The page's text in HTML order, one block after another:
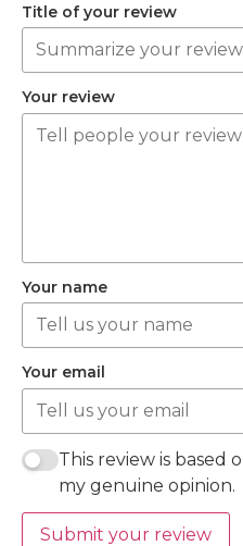
Title of your review
Your review
Your name
Your email
This review is based
my genuine opinion.
Submit your review